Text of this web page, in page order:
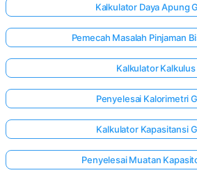
Kalkulator Daya Apung
Pemecah Masalah Pinjaman
Kalkulator Kalkulus
Penyelesai Kalorimetri
Kalkulator Kapasitansi
Penyelesai Muatan